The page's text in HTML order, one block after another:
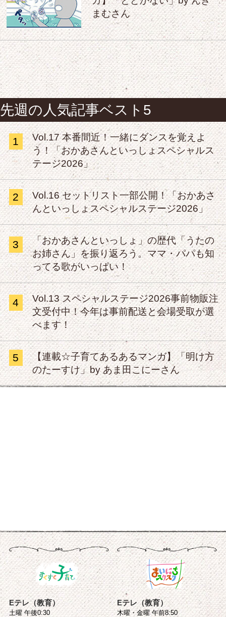
まむさん
先週の人気記事ベスト5
1
Vol.17 本番間近！一緒にダンスを覚えよ
う！「おかあさんといっしょスペシャルス
テージ2026」
2
Vol.16 セットリスト一部公開！「おかあさ
んといっしょスペシャルステージ2026」
3
「おかあさんといっしょ」の歴代「うたの
お姉さん」を振り返ろう。ママ・パパも知
ってる歌がいっぱい！
4
Vol.13 スペシャルステージ2026事前物販注
文受付中！今年は事前配送と会場受取が選
べます！
5
【連載☆子育てあるあるマンガ】「明け方
のたーすけ」by あま田こにーさん
Eテレ（教育）
土曜 午後0:30
Eテレ（教育）
木曜・金曜 午前8:50